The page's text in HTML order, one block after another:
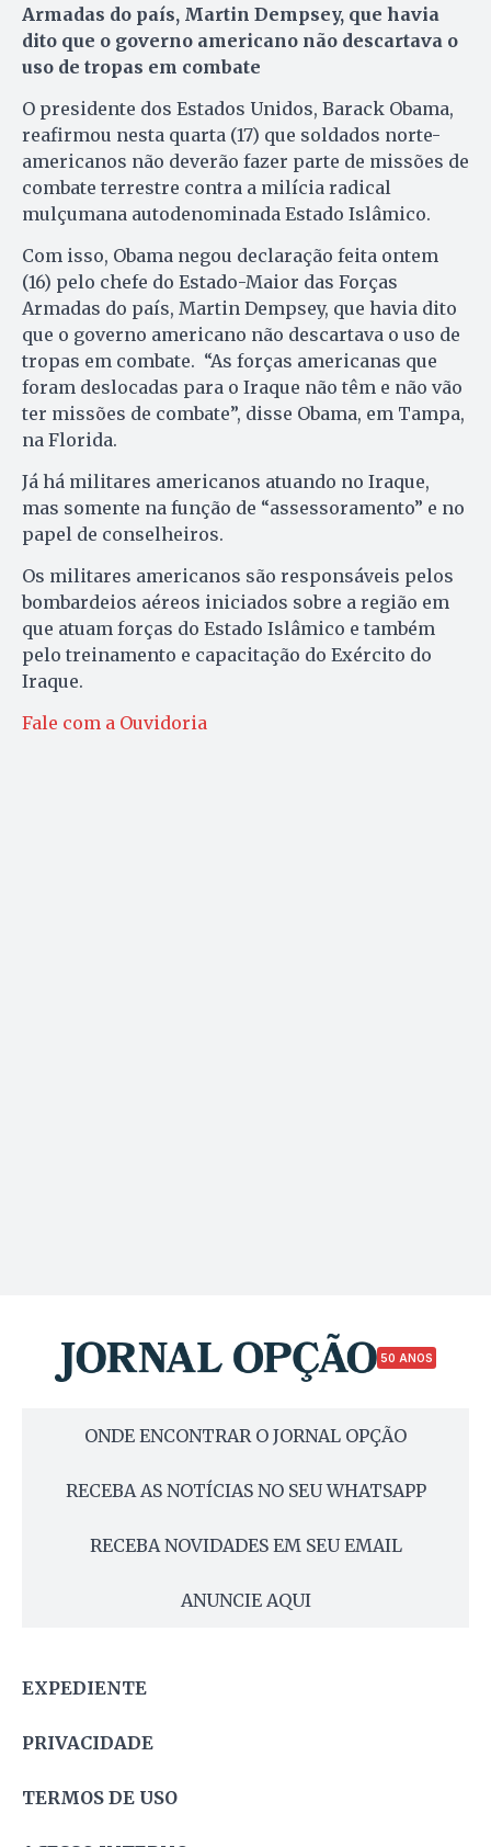
Armadas do país, Martin Dempsey, que havia
dito que o governo americano não descartava o
uso de tropas em combate
O presidente dos Estados Unidos, Barack Obama,
reafirmou nesta quarta (17) que soldados norte-
americanos não deverão fazer parte de missões de
combate terrestre contra a milícia radical
mulçumana autodenominada Estado Islâmico.
Com isso, Obama negou declaração feita ontem
(16) pelo chefe do Estado-Maior das Forças
Armadas do país, Martin Dempsey, que havia dito
que o governo americano não descartava o uso de
tropas em combate. “As forças americanas que
foram deslocadas para o Iraque não têm e não vão
ter missões de combate”, disse Obama, em Tampa,
na Florida.
Já há militares americanos atuando no Iraque,
mas somente na função de “assessoramento” e no
papel de conselheiros.
Os militares americanos são responsáveis pelos
bombardeios aéreos iniciados sobre a região em
que atuam forças do Estado Islâmico e também
pelo treinamento e capacitação do Exército do
Iraque.
Fale com a Ouvidoria
50 ANOS
ONDE ENCONTRAR O JORNAL OPÇÃO
RECEBA AS NOTÍCIAS NO SEU WHATSAPP
RECEBA NOVIDADES EM SEU EMAIL
ANUNCIE AQUI
EXPEDIENTE
PRIVACIDADE
TERMOS DE USO